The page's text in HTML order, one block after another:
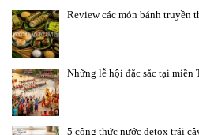
Review các món bánh truyền
Những lễ hội đặc sắc tại miền
5 công thức nước detox trái